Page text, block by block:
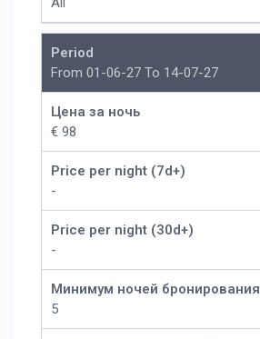
Period
From 01-06-27 To 14-07-27
Цена за ночь
€ 98
Price per night (7d+)
-
Price per night (30d+)
-
Минимум ночей бронирования
5